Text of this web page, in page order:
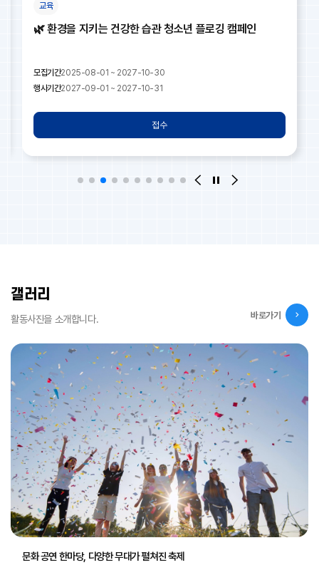
교육
🌿 환경을 지키는 건강한 습관 청소년 플로깅 캠페인
모집기간2025-08-01 ~ 2027-10-30
행사기간2027-09-01 ~ 2027-10-31
접수
이전 슬라이드슬라이드 정지
갤러리
활동사진을 소개합니다. 바로가기
문화 공연 한마당, 다양한 무대가 펼쳐진 축제